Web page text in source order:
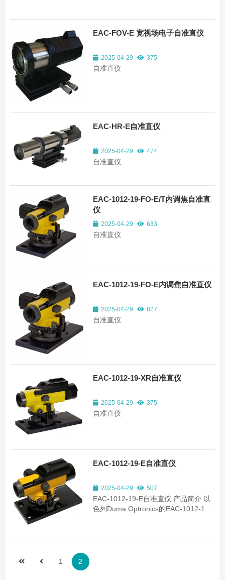
EAC-FOV-E 宽视场电子自准直仪
2025-04-29 375
自准直仪
EAC-HR-E自准直仪
2025-04-29 474
自准直仪
EAC-1012-19-FO-E/T内调焦自准直
仪
2025-04-29 633
自准直仪
EAC-1012-19-FO-E内调焦自准直仪
2025-04-29 827
自准直仪
EAC-1012-19-XR自准直仪
2025-04-29 375
自准直仪
EAC-1012-19-E自准直仪
2025-04-29 507
EAC-1012-19-E自准直仪 产品简介 以
色列Duma Optronics的EAC-1012-19-
于测量各种光学装置和校准任务的微小
1 2